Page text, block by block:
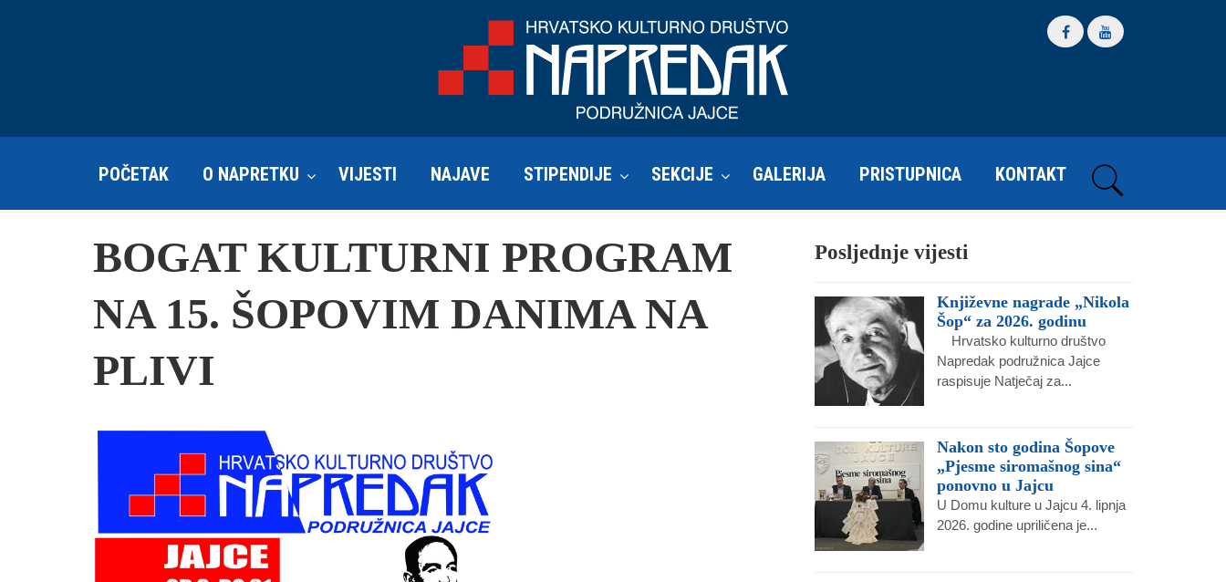
POČETAK O NAPRETKU VIJESTI NAJAVE STIPENDIJE SEKCIJE GALERIJA PRISTUPNICA KONTAKT
BOGAT KULTURNI PROGRAM
NA 15. ŠOPOVIM DANIMA NA
PLIVI
Posljednje vijesti
Književne nagrade „Nikola
Šop“ za 2026. godinu
Hrvatsko kulturno društvo
Napredak podružnica Jajce
raspisuje Natječaj za...
Nakon sto godina Šopove
„Pjesme siromašnog sina“
ponovno u Jajcu
U Domu kulture u Jajcu 4. lipnja
2026. godine upriličena je...